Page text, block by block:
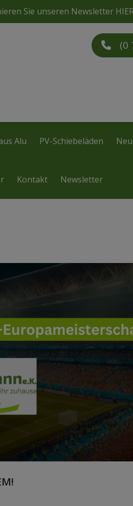
Sie unseren Newsletter
(0
Alu PV-Schiebeläden
Kontakt Newsletter